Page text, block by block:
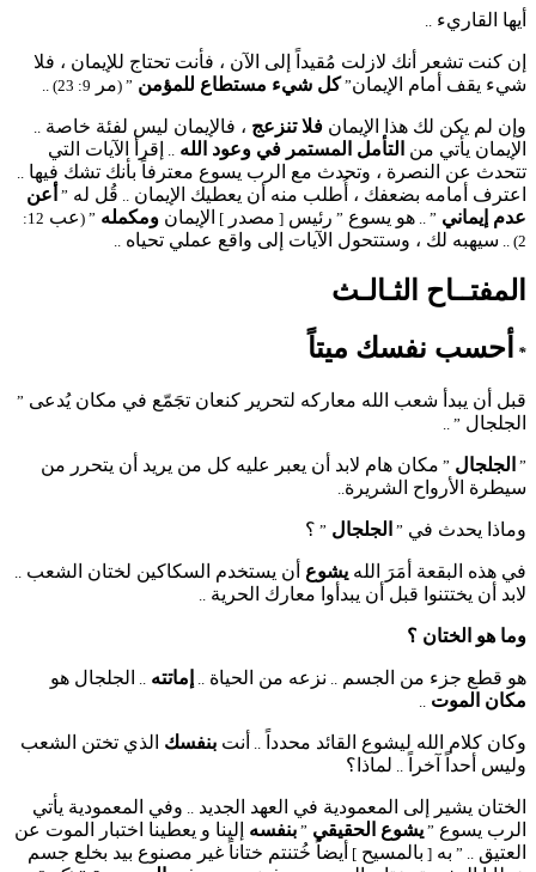
أيها القاريء
إن كنت تشعر أنك لازلت مُقيداً إلى الآن ، فأنت تحتاج للإيمان ، فلا
شيء يقف أمام الإيمان” كل شيء مستطاع للمؤمن ” (مر 9: 23) ..
وإن لم يكن لك هذا الإيمان فلا تنزعج ، فالإيمان ليس لفئة خاصة
الإيمان يأتي من التأمل المستمر في وعود الله
إقرأ الآيات التي
تتحدث عن النصرة ، وتحدث مع الرب يسوع معترفاً بأنك تشك فيها
اعترف أمامه بضعفك ، أُطلب منه أن يعطيك الإيمان قُل له ” أعن
عدم إيماني ” .. هو يسوع ” رئيس [ مصدر ] الإيمان ومكمله ” (عب
12:
2) ..
سيهبه لك ، وستتحول الآيات إلى واقع عملي تحياه
المفتــاح الثـالـث
* أحسب نفسك ميتاً
قبل أن يبدأ شعب الله معاركه لتحرير كنعان تجَمّع في مكان يُدعى ”
الجلجال ” ..
” الجلجال ” مكان هام لابد أن يعبر عليه كل من يريد أن يتحرر من
سيطرة الأرواح الشريرة..
وماذا يحدث في ” الجلجال ” ؟
في هذه البقعة أمَرَ الله يشوع أن يستخدم السكاكين لختان الشعب ..
لابد أن يختتنوا قبل أن يبدأوا معارك الحرية ..
وما هو الختان ؟
هو قطع جزء من الجسم .. نزعه من الحياة .. إماتته .. الجلجال هو
مكان الموت ..
وكان كلام الله ليشوع القائد محدداً .. أنت بنفسك الذي تختن الشعب
وليس أحداً آخراً .. لماذا؟
الختان يشير إلى المعمودية في العهد الجديد .. وفي المعمودية يأتي
الرب يسوع ” يشوع الحقيقي ” بنفسه إلينا و يعطينا اختبار الموت عن
العتيق .. ” به [ بالمسيح ] أيضاً خُتنتم ختاناً غير مصنوع بيد بخلع جسم